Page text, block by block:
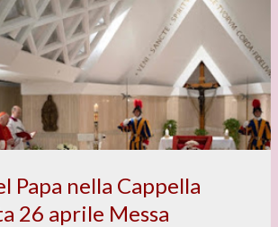
Papa nella Cappella
26 aprile Messa